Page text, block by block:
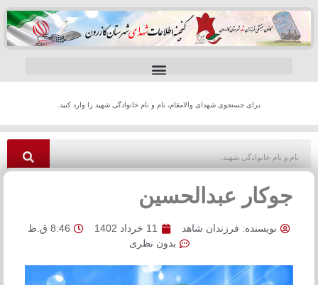
برای جستجوی شهدای والامقام، نام و نام خانوادگی شهید را وارد کنید.
جوکار عبدالحسین
نویسنده: فرزندان شاهد 11 خرداد 1402
8:46 ق.ظ
بدون نظری